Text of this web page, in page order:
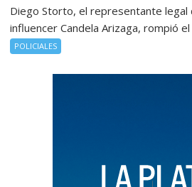
Diego Storto, el representante legal
influencer Candela Arizaga, rompió
POLICIALES